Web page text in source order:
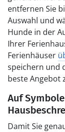
entfernen Sie
Auswahl und
Hunde in der
Ihrer
Ferienhäuser
speichern und
beste Angebot
Auf
Damit Sie